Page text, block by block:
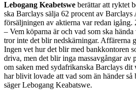
Lebogang Keabetswe berättar att ryktet
ska Barclays sälja 62 procent av
försäljningen av aktierna var redan igång.
– Vem köparna är och vad som ska
tror inte det blir nedskärningar. Affärerna
Ingen vet hur det blir med bankkontoren
driva, men det blir inga massavgångar av
om saken med sydafrikanska Barclays
har blivit lovade att vad som än händer
säger Lebogang Keabatswe.